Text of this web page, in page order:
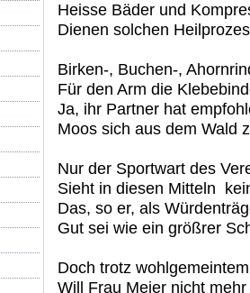
Heisse Bäder und
Dienen solchen
Birken-, Buchen-,
Für den Arm die
Ja, ihr Partner hat
Moos sich aus dem Wald
Nur der Sportwart des
Sieht in diesen Mitteln
Das, so er, als
Gut sei wie ein größrer
Doch trotz
Will Frau Meier nicht